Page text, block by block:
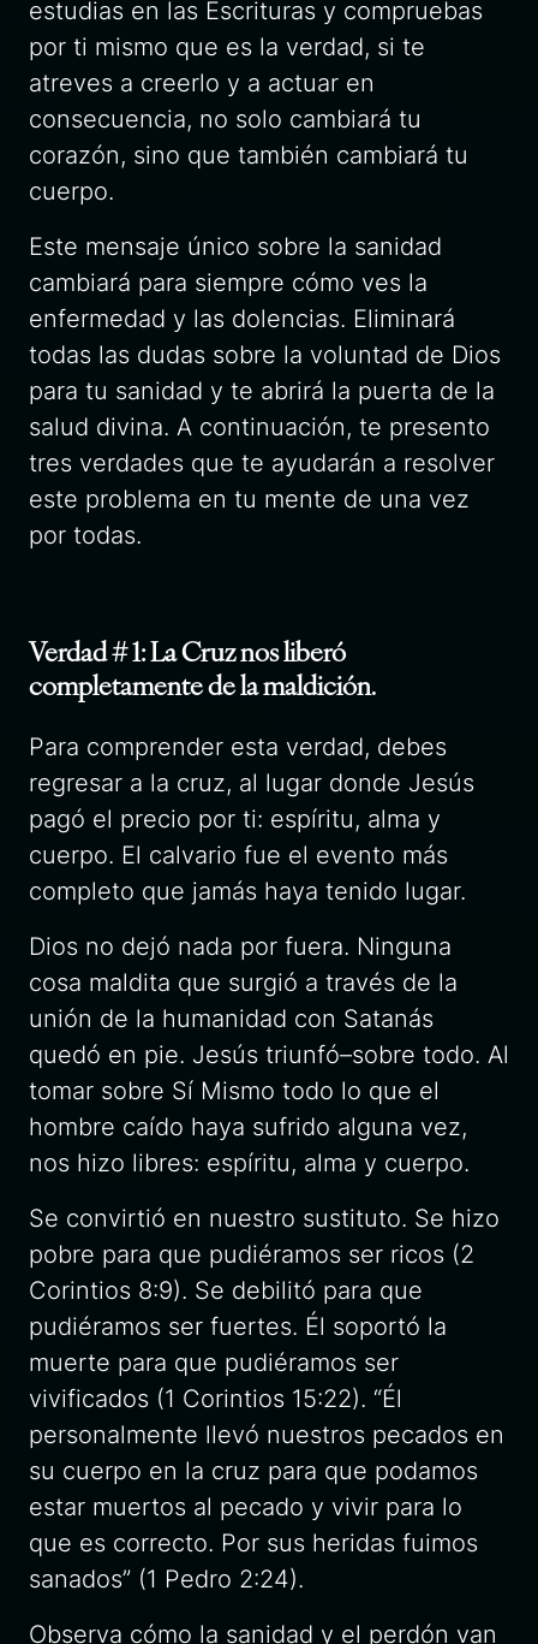
estudias en las Escrituras y compruebas
por ti mismo que es la verdad, si te
atreves a creerlo y a actuar en
consecuencia, no solo cambiará tu
corazón, sino que también cambiará tu
cuerpo.
Este mensaje único sobre la sanidad
cambiará para siempre cómo ves la
enfermedad y las dolencias. Eliminará
todas las dudas sobre la voluntad de Dios
para tu sanidad y te abrirá la puerta de la
salud divina. A continuación, te presento
tres verdades que te ayudarán a resolver
este problema en tu mente de una vez
por todas.
Verdad # 1: La Cruz nos liberó
completamente de la maldición.
Para comprender esta verdad, debes
regresar a la cruz, al lugar donde Jesús
pagó el precio por ti: espíritu, alma y
cuerpo. El calvario fue el evento más
completo que jamás haya tenido lugar.
Dios no dejó nada por fuera. Ninguna
cosa maldita que surgió a través de la
unión de la humanidad con Satanás
quedó en pie. Jesús triunfó–sobre todo. Al
tomar sobre Sí Mismo todo lo que el
hombre caído haya sufrido alguna vez,
nos hizo libres: espíritu, alma y cuerpo.
Se convirtió en nuestro sustituto. Se hizo
pobre para que pudiéramos ser ricos (2
Corintios 8:9). Se debilitó para que
pudiéramos ser fuertes. Él soportó la
muerte para que pudiéramos ser
vivificados (1 Corintios 15:22). “Él
personalmente llevó nuestros pecados en
su cuerpo en la cruz para que podamos
estar muertos al pecado y vivir para lo
que es correcto. Por sus heridas fuimos
sanados” (1 Pedro 2:24).
Observa cómo la sanidad y el perdón van